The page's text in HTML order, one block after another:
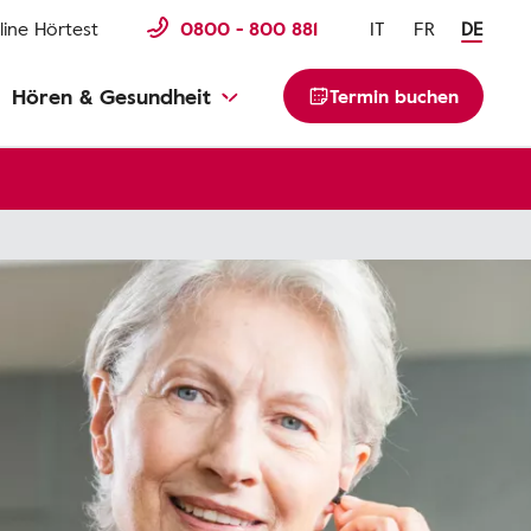
Hörtest 0800 - 800 881 IT FR DE
Hören & Gesundheit Termin buchen